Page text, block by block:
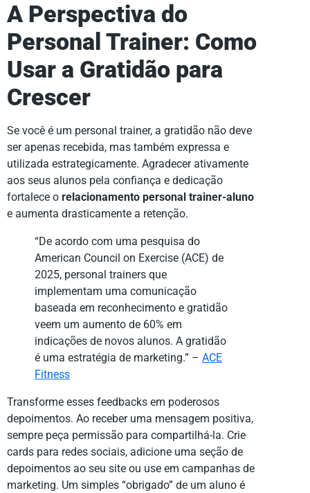
A Perspectiva do
Personal Trainer: Como
Usar a Gratidão para
Crescer
Se você é um personal trainer, a gratidão não deve
ser apenas recebida, mas também expressa e
utilizada estrategicamente. Agradecer ativamente
aos seus alunos pela confiança e dedicação
fortalece o relacionamento personal trainer-aluno
e aumenta drasticamente a retenção.
“De acordo com uma pesquisa do
American Council on Exercise (ACE) de
2025, personal trainers que
implementam uma comunicação
baseada em reconhecimento e gratidão
veem um aumento de 60% em
indicações de novos alunos. A gratidão
é uma estratégia de marketing.” – ACE
Fitness
Transforme esses feedbacks em poderosos
depoimentos. Ao receber uma mensagem positiva,
sempre peça permissão para compartilhá-la. Crie
cards para redes sociais, adicione uma seção de
depoimentos ao seu site ou use em campanhas de
marketing. Um simples “obrigado” de um aluno é